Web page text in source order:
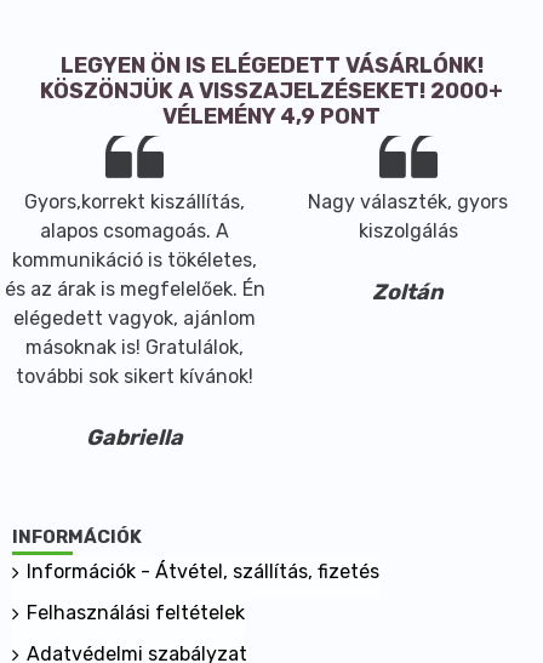
LEGYEN ÖN IS ELÉGEDETT VÁSÁRLÓNK!
KÖSZÖNJÜK A VISSZAJELZÉSEKET! 2000+
VÉLEMÉNY 4,9 PONT
Gyors,korrekt kiszállítás,
alapos csomagoás. A
kommunikáció is tökéletes,
és az árak is megfelelőek. Én
elégedett vagyok, ajánlom
másoknak is! Gratulálok,
további sok sikert kívánok!
Gabriella
Nagy választék, gyors
kiszolgálás
Zoltán
INFORMÁCIÓK
Információk - Átvétel, szállítás, fizetés
Felhasználási feltételek
Adatvédelmi szabályzat